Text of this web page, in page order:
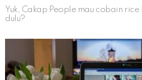
Yuk, Cakap People mau cobain
dulu?